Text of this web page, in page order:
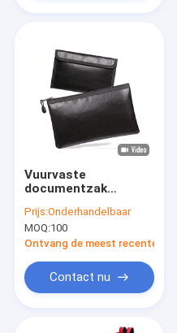
Document Bag
Vuurvaste
documentzak
temperatuur bestand
opslagzak voor A4-
bestanden zakelijk en
vochtdicht & rits
afdichting
Prijs:Onderhandelbaar
MOQ:100
Ontvang de meest recente Prijs
Contact nu